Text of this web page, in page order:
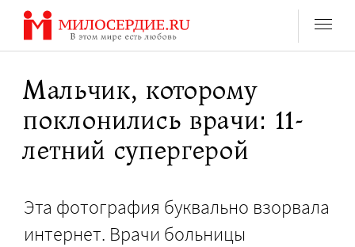
Перейти
содержанию
Мальчик, которому
поклонились врачи: 11-
летний супергерой
Эта фотография буквально взорвала
интернет. Врачи больницы